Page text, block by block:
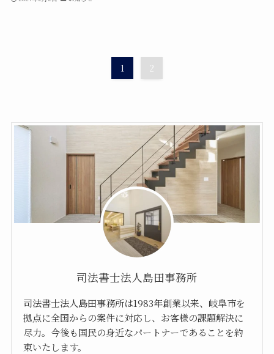
1 2
司法書士法人島田事務所
司法書士法人島田事務所は1983年創業以来、岐阜市を
拠点に全国からの案件に対応し、お客様の課題解決に
尽力。今後も国民の身近なパートナーであることを約
束いたします。